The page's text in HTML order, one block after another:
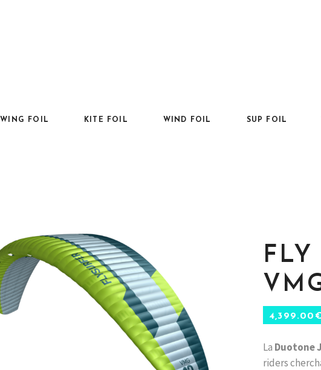
WING FOIL KITE FOIL WIND FOIL SUP FOIL
FLY
4,399.00
La Duotone
riders